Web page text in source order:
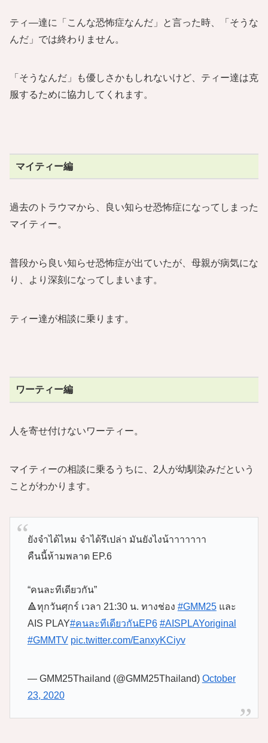
ティ―達に「こんな恐怖症なんだ」と言った時、「そうな
んだ」では終わりません。
「そうなんだ」も優しさかもしれないけど、ティー達は克
服するために協力してくれます。
マイティー編
過去のトラウマから、良い知らせ恐怖症になってしまった
マイティー。
普段から良い知らせ恐怖症が出ていたが、母親が病気にな
り、より深刻になってしまいます。
ティー達が相談に乗ります。
ワーティー編
人を寄せ付けないワーティー。
マイティーの相談に乗るうちに、2人が幼馴染みだという
ことがわかります。
ยังจำได้ไหม จำได้รึเปล่า มันยังไงน้าาาาาาา
คืนนี้ห้ามพลาด EP.6
“คนละทีเดียวกัน”
🔺ทุกวันศุกร์ เวลา 21:30 น. ทางช่อง #GMM25และ
AIS PLAY#คนละทีเดียวกันEP6 #AISPLAYoriginal
#GMMTV pic.twitter.com/EanxyKCiyv
— GMM25Thailand (@GMM25Thailand) October
23, 2020